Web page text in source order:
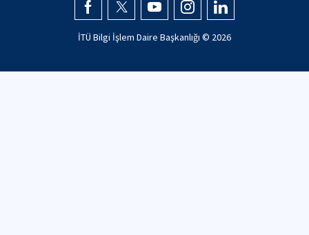
İTÜ Bilgi İşlem Daire Başkanlığı © 2026